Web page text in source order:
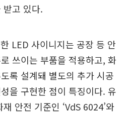
받고 있다.
LED 사이니지는 공장 등 안
쓰이는 부품을 적용하고, 화
록 설계돼 별도의 추가 시공
을 구현한 점이 특징이다. 유
안전 기준인 ‘VdS 6024’와